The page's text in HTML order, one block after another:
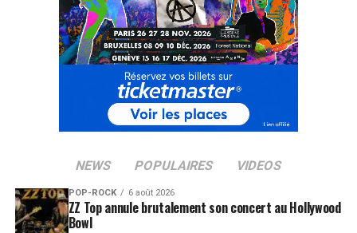
NEWS POPULAIRES VIDEOS
POP-ROCK 6 août 2026
ZZ Top annule brutalement son concert au Hollywood
Bowl